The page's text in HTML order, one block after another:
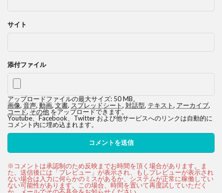
サイト
添付ファイル
アップロードファイルの最大サイズ: 50 MB。
画像, 音声, 動画, 文書, スプレッドシート, 対話型, テキスト, アーカイブ,
コード,その他をアップロードできます。
Youtube、Facebook、Twitter および他サービスへのリンクは自動的に
コメント内に埋め込まれます。